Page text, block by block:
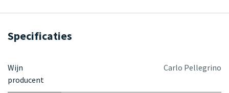
Specificaties
Wijn
producent
Carlo Pellegrino